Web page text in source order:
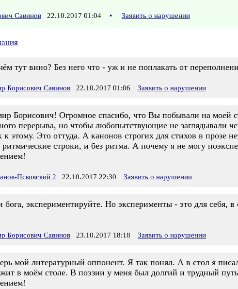
Савинов 22.10.2017 01:04 • Заявить о нарушении
тут вино? Без него что - уж и не поплакать от
Борисович Савинов 22.10.2017 01:06 Заявить о нарушении
Борисович! Огромное спасибо, что Вы побывали на моей
перерыва, но чтобы любопытствующие не заглядывали
к этому. Это оттуда. А канонов строгих для стихов в
ритмические строки, и без ритма. А почему я не могу
Псковский 2 22.10.2017 22:30 Заявить о нарушении
бога, экспериментируйте. Но эксперименты - это для себя,
Борисович Савинов 23.10.2017 18:18 Заявить о нарушении
мой литературный оппонент. Я так понял. А в стол я
в моём столе. В поэзии у меня был долгий и трудный